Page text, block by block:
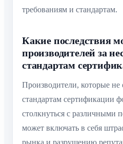
требованиям и стандартам.
Какие последствия
производителей за
стандартам
Производители, которые не
стандартам сертификации
столкнуться с различными
может включать в себя
рынка и разрушению